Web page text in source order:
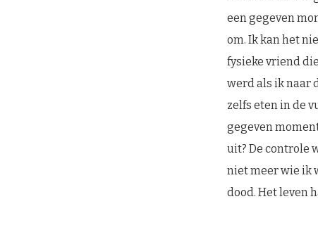
een gegeven
om. Ik kan het
fysieke vriend
werd als ik naar
zelfs eten in de
gegeven
uit? De controle
niet meer wie ik
dood. Het leven